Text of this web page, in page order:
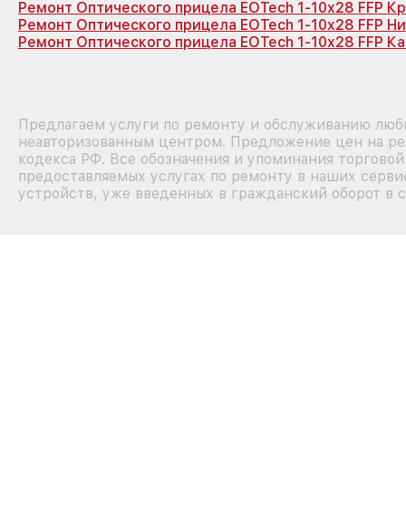
Ремонт Оптического прицела EOTech 1-10x28 FFP
Ремонт Оптического прицела EOTech 1-10x28 FFP
Ремонт Оптического прицела EOTech 1-10x28 FFP
Предлагаем услуги по ремонту и обслуживанию
неавторизованным центром. Предложение цен на
кодекса РФ. Все обозначения и упоминания
предоставляемых услугах по ремонту в наших
устройств, уже введенных в гражданский оборот в